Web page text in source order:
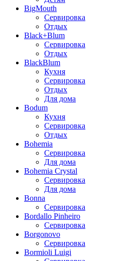
BigMouth
Сервировка
Отдых
Black+Blum
Сервировка
Отдых
BlackBlum
Кухня
Сервировка
Отдых
Для дома
Bodum
Кухня
Сервировка
Отдых
Bohemia
Сервировка
Для дома
Bohemia Crystal
Сервировка
Для дома
Bonna
Сервировка
Bordallo Pinheiro
Сервировка
Borgonovo
Сервировка
Bormioli Luigi